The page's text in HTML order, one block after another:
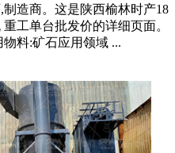
造商。这是陕西榆林时产18
工单台批发价的详细页面。
料:矿石应用领域 ...